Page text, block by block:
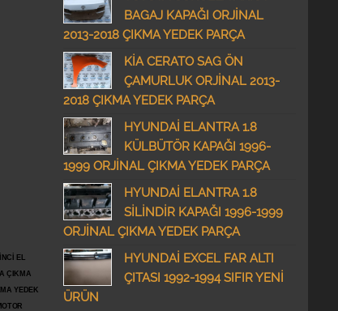
EL
ÇIKMA
YEDEK
BAGAJ KAPAĞI ORJİNAL
2013-2018 ÇIKMA YEDEK PARÇA
KİA CERATO SAG ÖN
ÇAMURLUK ORJİNAL 2013-
2018 ÇIKMA YEDEK PARÇA
HYUNDAİ ELANTRA 1.8
KÜLBÜTÖR KAPAĞI 1996-
1999 ORJİNAL ÇIKMA YEDEK PARÇA
HYUNDAİ ELANTRA 1.8
SİLİNDİR KAPAĞI 1996-1999
ORJİNAL ÇIKMA YEDEK PARÇA
HYUNDAİ EXCEL FAR ALTI
ÇITASI 1992-1994 SIFIR YENİ
ÜRÜN